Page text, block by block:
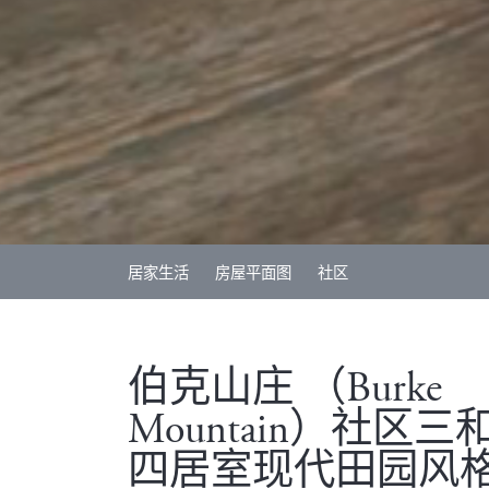
居家生活 房屋平面图 社区
伯克山庄 （Burke
Mountain）社区三
四居室现代田园风